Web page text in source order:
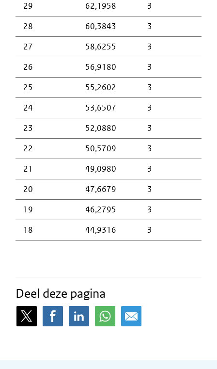
29
62,1958
3
28
60,3843
3
27
58,6255
3
26
56,9180
3
25
55,2602
3
24
53,6507
3
23
52,0880
3
22
50,5709
3
21
49,0980
3
20
47,6679
3
19
46,2795
3
18
44,9316 3
Deel deze pagina